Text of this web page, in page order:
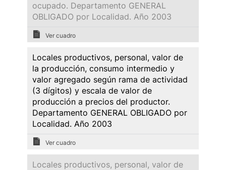
ocupado. Departamento GENERAL
OBLIGADO por Localidad. Año 2003
Ver cuadro
Locales productivos, personal, valor de
la producción, consumo intermedio y
valor agregado según rama de actividad
(3 dígitos) y escala de valor de
producción a precios del productor.
Departamento GENERAL OBLIGADO por
Localidad. Año 2003
Ver cuadro
Locales productivos, personal, valor de